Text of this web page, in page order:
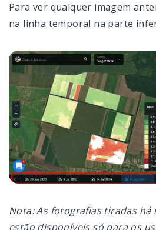
Para ver qualquer imagem
na linha temporal na parte
Nota: As fotografias tiradas há
estão disponíveis só para os